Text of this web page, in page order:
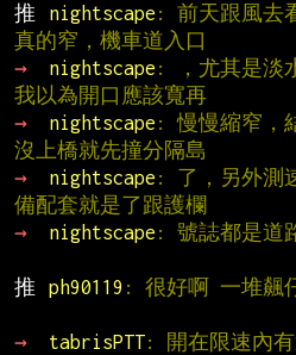
推
nightscape : 前天跟風去
真的窄，機車道入口
→
nightscape : ，尤其是淡
我以為開口應該寬再
→
nightscape : 慢慢縮窄，
沒上橋就先撞分隔島
→
nightscape : 了，另外測
備配套就是了跟護欄
→
nightscape : 號誌都是道
推
ph90119 : 很好啊 一堆飆
→
tabrisPTT: 開在限速內有